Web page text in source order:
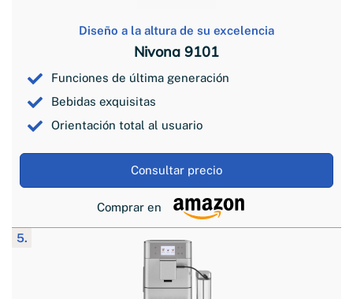
Diseño a la altura de su excelencia
Nivona 9101
Funciones de última generación
Bebidas exquisitas
Orientación total al usuario
Consultar precio
Comprar en
5.